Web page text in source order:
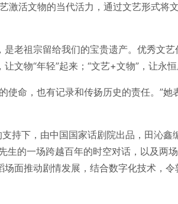
激活文物的当代活力，通过文艺形式将
老祖宗留给我们的宝贵遗产。优秀文
文物“年轻”起来；“文艺+文物”，让永恒
使命，也有记录和传扬历史的责任。”
持下，由中国国家话剧院出品，田沁
的一场跨越百年的时空对话，以及两
面推动剧情发展，结合数字化技术，